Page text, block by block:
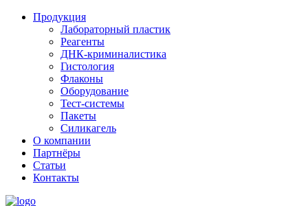
Продукция
Лабораторный пластик
Реагенты
ДНК-криминалистика
Гистология
Флаконы
Оборудование
Тест-системы
Пакеты
Силикагель
О компании
Партнёры
Статьи
Контакты